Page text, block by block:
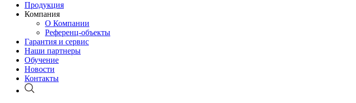
Продукция
Компания
О Компании
Референц-объекты
Гарантия и сервис
Наши партнеры
Обучение
Новости
Контакты